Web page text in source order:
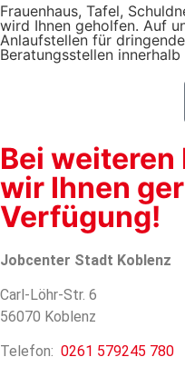
Frauenhaus, Tafel,
wird Ihnen geholfen. Auf
Anlaufstellen für
Beratungsstellen
Bei weiteren
wir Ihnen
Verfügung!​
Jobcenter Stadt Koblenz
Carl-Löhr-Str. 6
56070 Koblenz
Telefon: 0261 579245 780